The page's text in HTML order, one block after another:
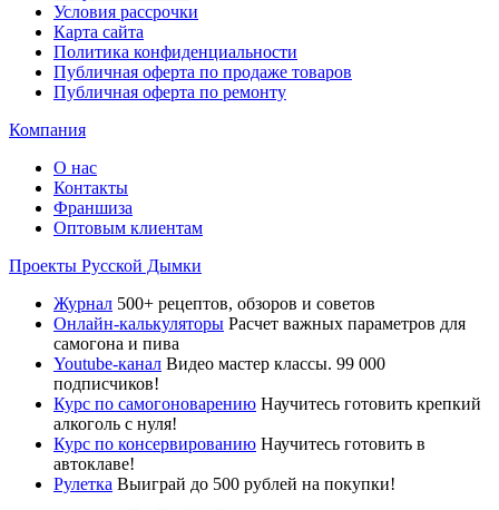
Условия рассрочки
Карта сайта
Политика конфиденциальности
Публичная оферта по продаже товаров
Публичная оферта по ремонту
Компания
О нас
Контакты
Франшиза
Оптовым клиентам
Проекты Русской Дымки
Журнал 500+ рецептов, обзоров и советов
Онлайн-калькуляторы Расчет важных параметров для
самогона и пива
Youtube-канал Видео мастер классы. 99 000
подписчиков!
Курс по самогоноварению Научитесь готовить крепкий
алкоголь с нуля!
Курс по консервированию Научитесь готовить в
автоклаве!
Рулетка Выиграй до 500 рублей на покупки!